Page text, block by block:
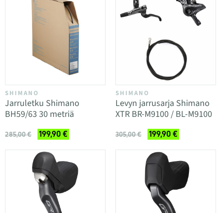
SHIMANO
Jarruletku Shimano
BH59/63 30 metriä
285,00 € 199,90 €
SHIMANO
Levyn jarrusarja Shimano
XTR BR-M9100 / BL-M9100
305,00 € 199,90 €